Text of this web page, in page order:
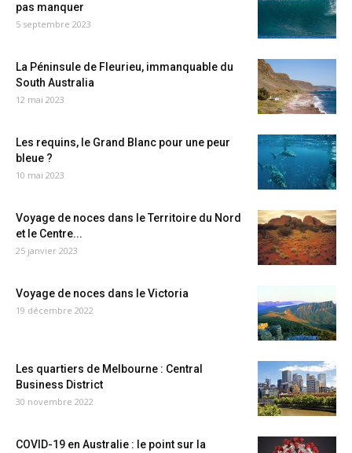
pas manquer
5 septembre 2023
La Péninsule de Fleurieu, immanquable du
South Australia
12 mai 2023
Les requins, le Grand Blanc pour une peur
bleue ?
10 mai 2023
Voyage de noces dans le Territoire du Nord
et le Centre...
25 janvier 2023
Voyage de noces dans le Victoria
19 décembre 2022
Les quartiers de Melbourne : Central
Business District
30 novembre 2022
COVID-19 en Australie : le point sur la